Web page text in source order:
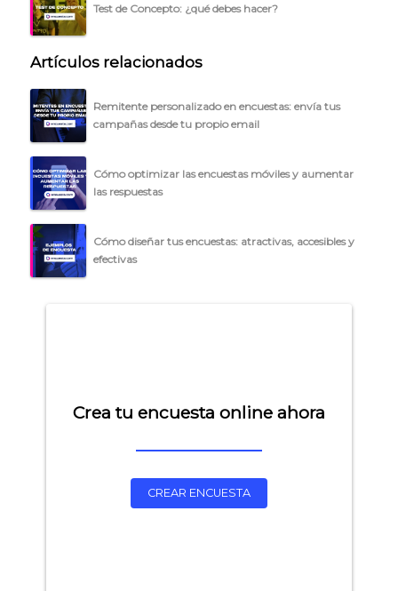
Test de Concepto: ¿qué debes hacer?
Artículos relacionados
Remitente personalizado en encuestas: envía tus
campañas desde tu propio email
Cómo optimizar las encuestas móviles y aumentar
las respuestas
Cómo diseñar tus encuestas: atractivas, accesibles y
efectivas
Crea tu encuesta online ahora
CREAR ENCUESTA